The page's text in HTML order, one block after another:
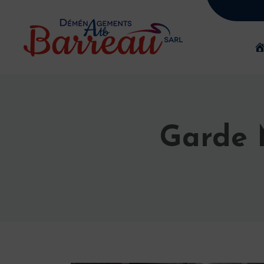
Garde